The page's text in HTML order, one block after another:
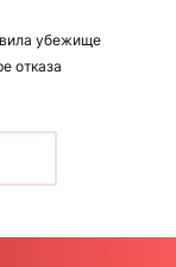
убежище
отказа